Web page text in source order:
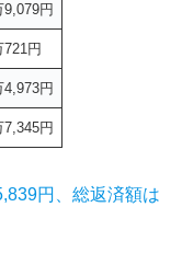
9,079円
721円
4,973円
7,345円
円、総返済額は